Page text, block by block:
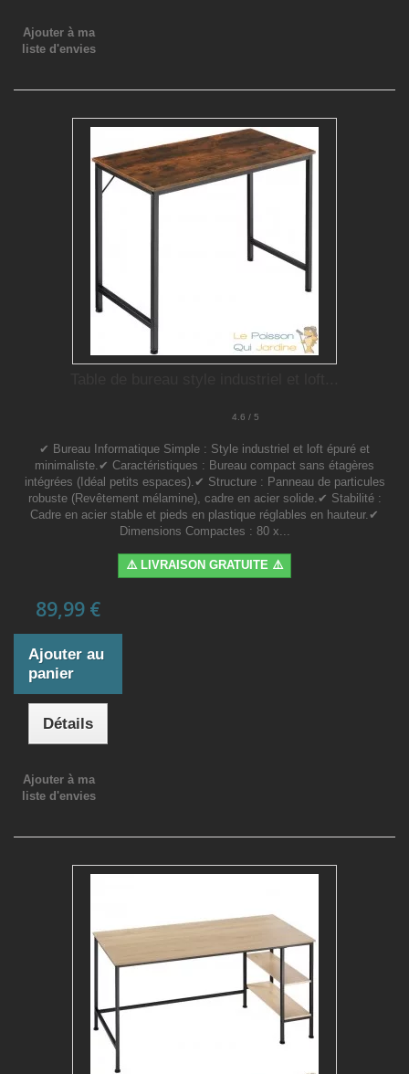
Ajouter à ma
liste d'envies
4.6 / 5
✔ Bureau Informatique Simple : Style industriel et loft épuré et
minimaliste.✔ Caractéristiques : Bureau compact sans étagères
intégrées (Idéal petits espaces).✔ Structure : Panneau de particules
robuste (Revêtement mélamine), cadre en acier solide.✔ Stabilité :
Cadre en acier stable et pieds en plastique réglables en hauteur.✔
Dimensions Compactes : 80 x...
⚠️ LIVRAISON GRATUITE ⚠️
89,99 €
Ajouter au
panier
Détails
Ajouter à ma
liste d'envies